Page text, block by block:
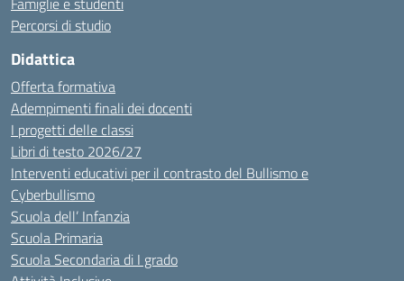
Percorsi di studio
Didattica
Offerta formativa
Adempimenti finali dei docenti
I progetti delle classi
Libri di testo 2026/27
Interventi educativi per il contrasto del Bullismo e
Cyberbullismo
Scuola dell’ Infanzia
Scuola Primaria
Scuola Secondaria di I grado